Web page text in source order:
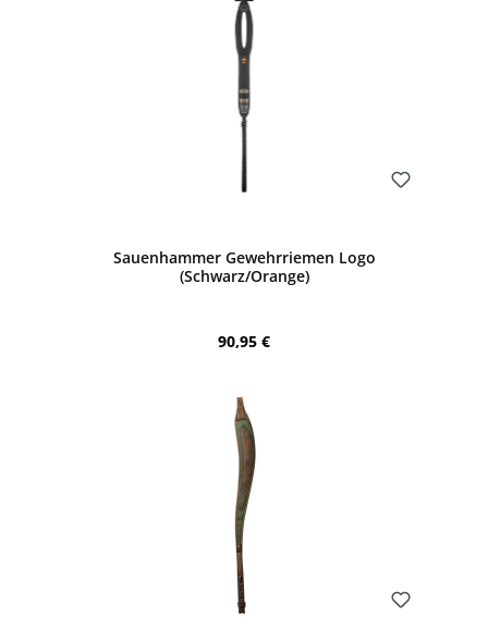
Sauenhammer Gewehrriemen Logo
(Schwarz/Orange)
Regulärer Preis:
90,95 €